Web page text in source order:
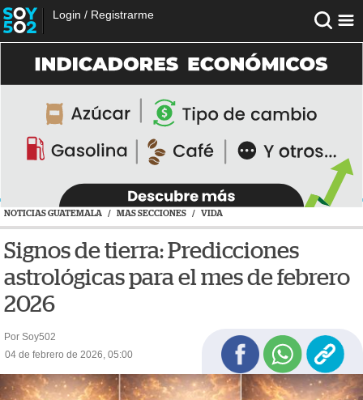
Login / Registrarme
NOTICIAS GUATEMALA / MAS SECCIONES / VIDA
Signos de tierra: Predicciones
astrológicas para el mes de febrero
2026
Por Soy502
04 de febrero de 2026, 05:00